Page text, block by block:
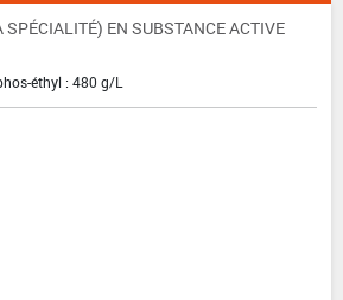
EN SUBSTANCE ACTIVE
éthyl : 480 g/L